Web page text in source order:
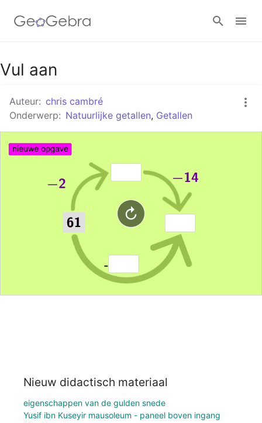
GeoGebra Klaslokaal
Vul aan
Auteur: chris cambré
Onderwerp: Natuurlijke getallen, Getallen
Nieuw didactisch materiaal
eigenschappen van de gulden snede
Yusif ibn Kuseyir mausoleum - paneel boven ingang